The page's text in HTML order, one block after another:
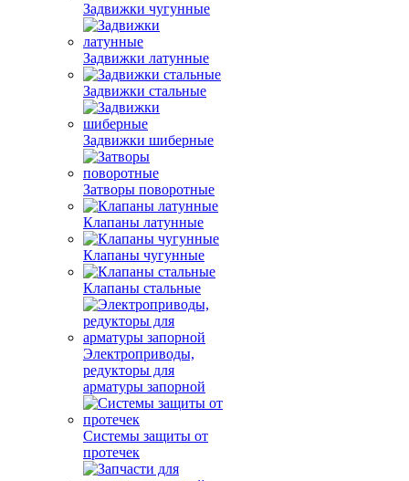
Задвижки чугунные
Задвижки латунные
Задвижки стальные
Задвижки шиберные
Затворы поворотные
Клапаны латунные
Клапаны чугунные
Клапаны стальные
Электроприводы,
редукторы для
арматуры запорной
Системы защиты от
протечек